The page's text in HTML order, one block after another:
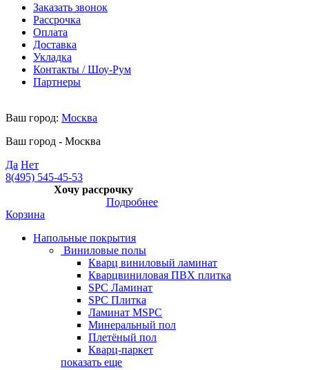
Заказать звонок
Рассрочка
Оплата
Доставка
Укладка
Контакты / Шоу-Рум
Партнеры
Ваш город: Москва
Ваш город - Москва
Да Нет
8(495) 545-45-53
Хочу рассрочку
Подробнее
Корзина
Напольные покрытия
Виниловые полы
Кварц виниловый ламинат
Кварцвиниловая ПВХ плитка
SPC Ламинат
SPC Плитка
Ламинат MSPC
Минеральный пол
Плетёный пол
Кварц-паркет
показать еще